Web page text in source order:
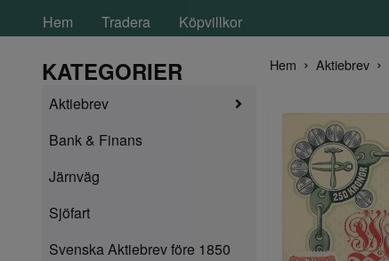
Hem Tradera Köpvillkor
KATEGORIER
Aktiebrev
Bank & Finans
Järnväg
Sjöfart
Svenska Aktiebrev före 1850
Hem Aktiebrev